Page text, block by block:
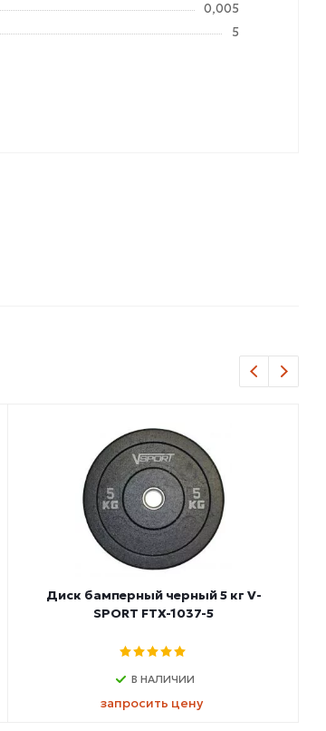
0,005
5
Диск бамперный черный 5 кг V-
SPORT FTX-1037-5
В НАЛИЧИИ
запросить цену